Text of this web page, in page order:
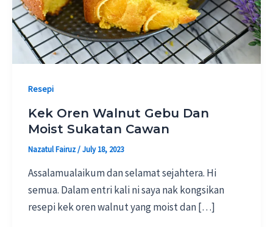
Resepi
Kek Oren Walnut Gebu Dan
Moist Sukatan Cawan
Nazatul Fairuz/July 18, 2023
Assalamualaikum dan selamat sejahtera. Hi
semua. Dalam entri kali ni saya nak kongsikan
resepi kek oren walnut yang moist dan […]